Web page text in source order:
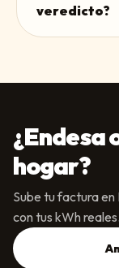
veredicto?
¿Endesa
hogar?
Sube tu factura
con tus kWh